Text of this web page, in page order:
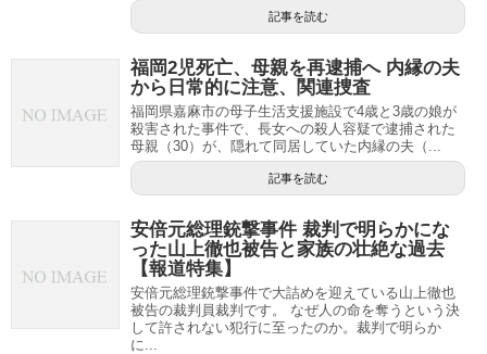
記事を読む
福岡2児死亡、母親を再逮捕へ 内縁の夫
から日常的に注意、関連捜査
福岡県嘉麻市の母子生活支援施設で4歳と3歳の娘が
殺害された事件で、長女への殺人容疑で逮捕された
母親（30）が、隠れて同居していた内縁の夫（...
記事を読む
安倍元総理銃撃事件 裁判で明らかにな
った山上徹也被告と家族の壮絶な過去
【報道特集】
安倍元総理銃撃事件で大詰めを迎えている山上徹也
被告の裁判員裁判です。 なぜ人の命を奪うという決
して許されない犯行に至ったのか。裁判で明らか
に...